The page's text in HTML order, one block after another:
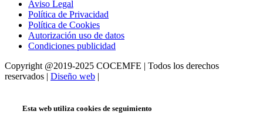
Aviso Legal
Política de Privacidad
Política de Cookies
Autorización uso de datos
Condiciones publicidad
Copyright @2019-2025 COCEMFE | Todos los derechos
reservados | Diseño web |
Esta web utiliza cookies de seguimiento